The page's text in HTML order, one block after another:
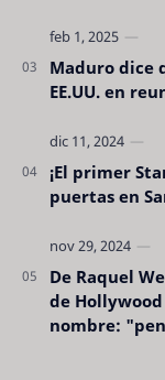
Maduro dice
EE.UU. en
¡El primer
puertas en
De Raquel
de
nombre: